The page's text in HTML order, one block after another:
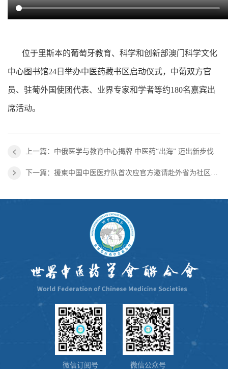
位于里斯本的葡萄牙教育、科学和创新部澳门科学文化
中心图书馆24日举办中医药藏书区启动仪式，中葡双方官
员、驻葡外国使团代表、业界专家和学者等约180名嘉宾出
席活动。
上一篇：中俄医学与教育中心揭牌 中医药“出海” 迈出新步伐
微信订阅号 微信公众号